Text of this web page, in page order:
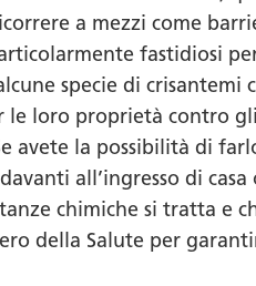
a mezzi come
fastidiosi
specie di crisantemi
le loro proprietà contro
avete la possibilità di
all’ingresso di
chimiche si tratta e
della Salute per